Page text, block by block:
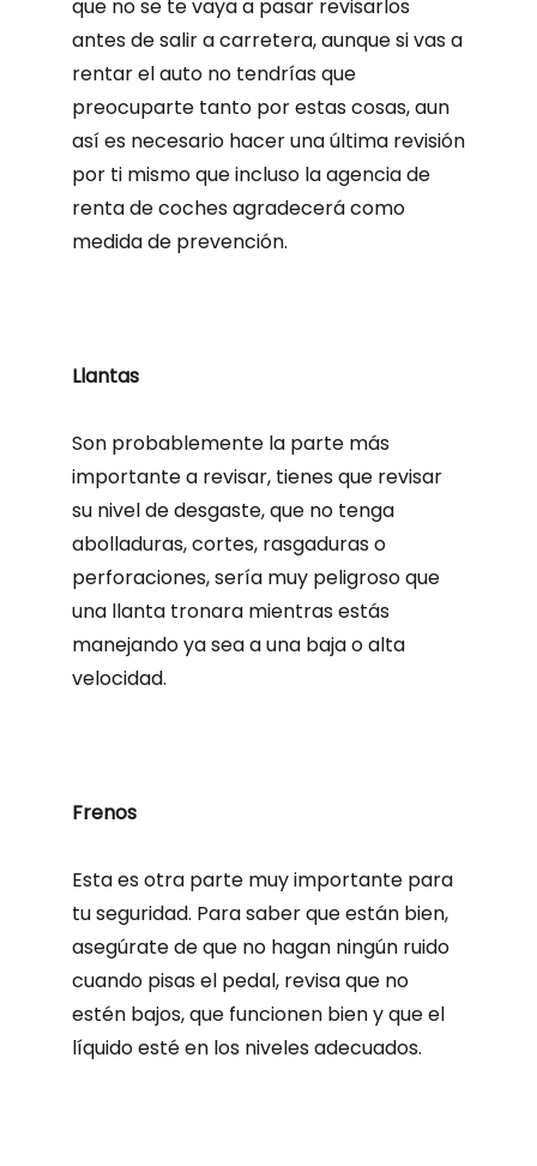
que no se te vaya a pasar revisarlos
antes de salir a carretera, aunque si vas a
rentar el auto no tendrías que
preocuparte tanto por estas cosas, aun
así es necesario hacer una última revisión
por ti mismo que incluso la agencia de
renta de coches agradecerá como
medida de prevención.
Llantas
Son probablemente la parte más
importante a revisar, tienes que revisar
su nivel de desgaste, que no tenga
abolladuras, cortes, rasgaduras o
perforaciones, sería muy peligroso que
una llanta tronara mientras estás
manejando ya sea a una baja o alta
velocidad.
Frenos
Esta es otra parte muy importante para
tu seguridad. Para saber que están bien,
asegúrate de que no hagan ningún ruido
cuando pisas el pedal, revisa que no
estén bajos, que funcionen bien y que el
líquido esté en los niveles adecuados.